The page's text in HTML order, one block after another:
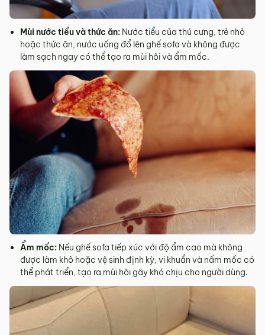
Mùi nước tiểu và thức ăn: Nước tiểu của thú cưng, trẻ nhỏ
hoặc thức ăn, nước uống đổ lên ghế sofa và không được
làm sạch ngay có thể tạo ra mùi hôi và ẩm mốc.
Ẩm mốc: Nếu ghế sofa tiếp xúc với độ ẩm cao mà không
được làm khô hoặc vệ sinh định kỳ, vi khuẩn và nấm mốc có
thể phát triển, tạo ra mùi hôi gây khó chịu cho người dùng.